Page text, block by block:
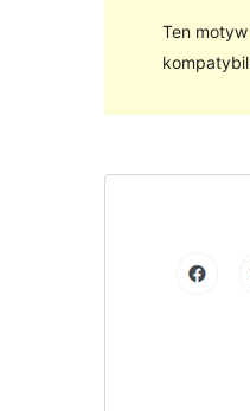
Ten motyw